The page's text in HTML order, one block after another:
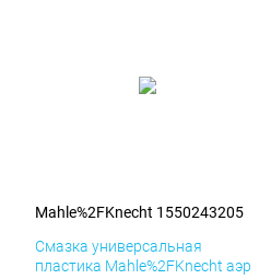
Mahle%2FKnecht 1550243205
Смазка универсальная
пластика Mahle%2FKnecht аэр